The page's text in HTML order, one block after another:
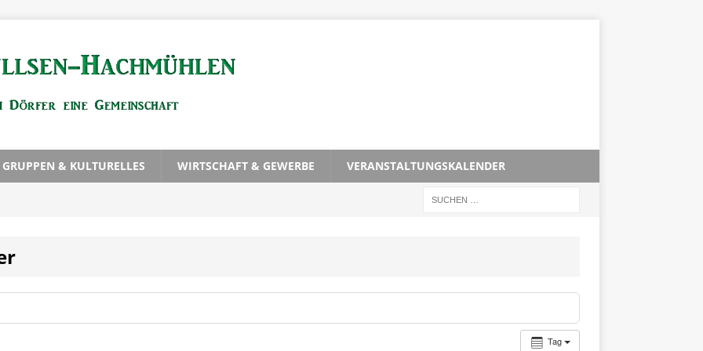
& KULTURELLES WIRTSCHAFT & GEWERBE VERANSTALTUNGSKALENDER
Tag